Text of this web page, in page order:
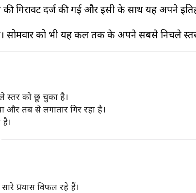
गिरावट दर्ज की गई और इसी के साथ यह अपने
स्तर को छू चुका है।
तब से लगातार गिर रहा है।
प्रयास विफल रहे हैं।